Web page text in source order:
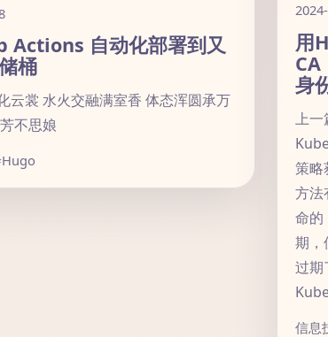
Actions 自动化部署到又
桶
云裳 水火交融满室香 体态浑圆承万
不思娘
用
身
上一
策略
方法
命的
期，
过期
信息